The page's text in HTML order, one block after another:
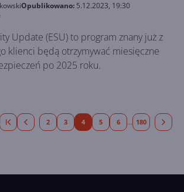
Opublikowano: 5.12.2023, 19:30
Update (ESU) to program znany już z
klienci będą otrzymywać miesięczne
po 2025 roku.
2 3 4 5 6 ... 180